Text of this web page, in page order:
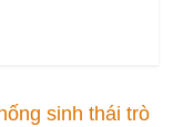
sinh thái trò